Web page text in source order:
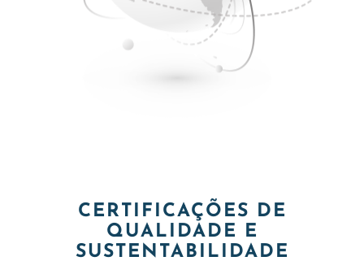
CERTIFICAÇÕES DE
QUALIDADE E
SUSTENTABILIDADE